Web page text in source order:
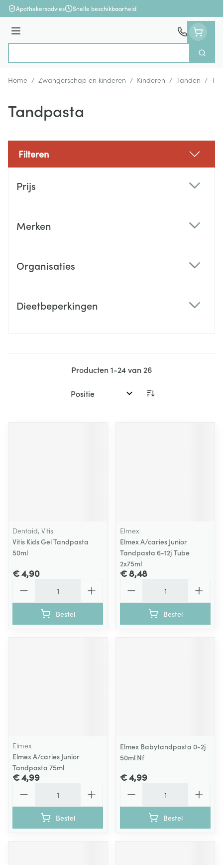
Ga naar de inhoud
Apothekersadvies Snelle beschikbaarheid
Menu
Zoek
Home / Zwangerschap en kinderen / Kinderen / Tanden /
Tandpasta
Filteren
Prijs
Merken
Organisaties
Dieetbeperkingen
Producten1-24van 26
Sorteer op:
Dentaid, Vitis
Vitis Kids Gel Tandpasta
50ml
€ 4,90
Bestel
Elmex
Elmex A/caries Junior
Tandpasta 6-12j Tube
2x75ml
€ 8,48
Bestel
Elmex
Elmex A/caries Junior
Tandpasta 75ml
€ 4,99
Bestel
Elmex Babytandpasta 0-2j
50ml Nf
€ 4,99
Bestel